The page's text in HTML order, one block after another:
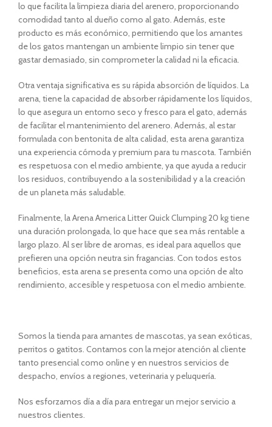
lo que facilita la limpieza diaria del arenero, proporcionando
comodidad tanto al dueño como al gato. Además, este
producto es más económico, permitiendo que los amantes
de los gatos mantengan un ambiente limpio sin tener que
gastar demasiado, sin comprometer la calidad ni la eficacia.
Otra ventaja significativa es su rápida absorción de líquidos. La
arena, tiene la capacidad de absorber rápidamente los líquidos,
lo que asegura un entorno seco y fresco para el gato, además
de facilitar el mantenimiento del arenero. Además, al estar
formulada con bentonita de alta calidad, esta arena garantiza
una experiencia cómoda y premium para tu mascota. También
es respetuosa con el medio ambiente, ya que ayuda a reducir
los residuos, contribuyendo a la sostenibilidad y a la creación
de un planeta más saludable.
Finalmente, la Arena America Litter Quick Clumping 20 kg tiene
una duración prolongada, lo que hace que sea más rentable a
largo plazo. Al ser libre de aromas, es ideal para aquellos que
prefieren una opción neutra sin fragancias. Con todos estos
beneficios, esta arena se presenta como una opción de alto
rendimiento, accesible y respetuosa con el medio ambiente.
Somos la tienda para amantes de mascotas, ya sean exóticas,
perritos o gatitos. Contamos con la mejor atención al cliente
tanto presencial como online y en nuestros servicios de
despacho, envíos a regiones, veterinaria y peluquería.
Nos esforzamos día a día para entregar un mejor servicio a
nuestros clientes.